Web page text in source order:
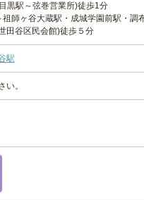
黒駅～弦巻営業所)徒歩1分
師ヶ谷大蔵駅・成城学園前駅・調
田谷区民会館)徒歩５分
駅
い。